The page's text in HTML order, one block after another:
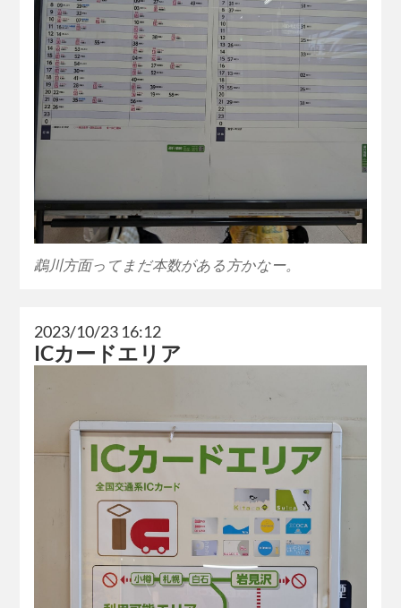
鵡川方面ってまだ本数がある方かなー。
2023/10/23 16:12
ICカードエリア